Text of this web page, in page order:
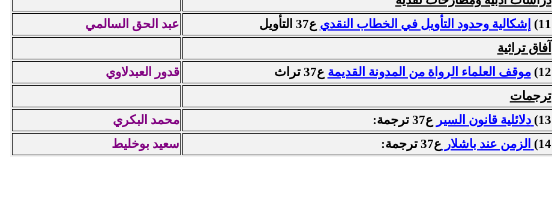
11)
إشكالية وحدود التأويل في الخطاب النقدي ع37 التأويل
عبد الحق السالمي
آفاق تراثية
12) موقف العلماء الرواة من المدونة القديمة ع37 تراث
قدور العبدلاوي
ترجمات
13) دلائلية قانون السير ع37 ترجمة:
محمد البكري
14)
الزمن عند باشلار ع37 ترجمة: سعيد بوخليط